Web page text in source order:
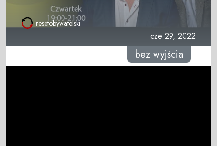
resetobywatelski
cze 29, 2022
bez wyjścia